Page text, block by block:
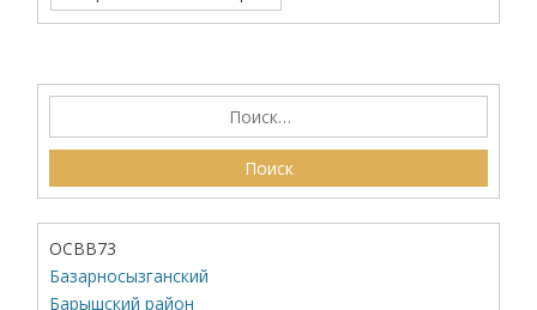
ОСВВ73
Базарносызганский
Барышский район